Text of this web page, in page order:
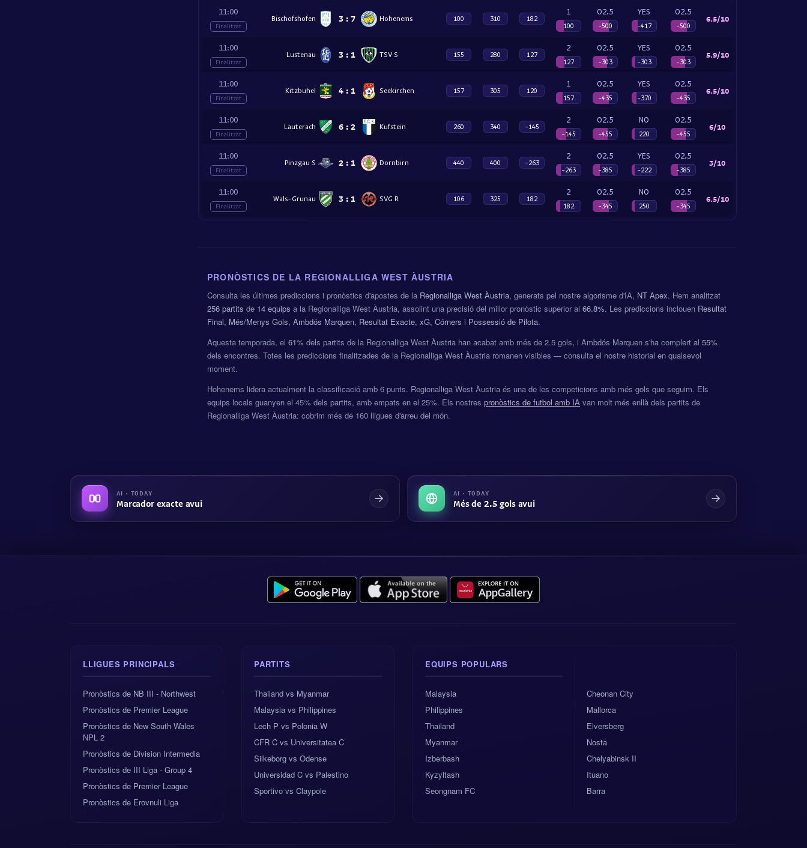
11:00
Finalitzat
Bischofshofen 3 : 7 Hohenems 100 310 182
1
100
O2.5
-500
YES
-417
O2.5
-500
6.5/10
11:00
Finalitzat
Lustenau 3 : 1 TSV S 155 280 127
2
127
O2.5
-303
YES
-303
O2.5
-303
5.9/10
11:00
Finalitzat
Kitzbuhel 4 : 1 Seekirchen 157 305 120
1
157
O2.5
-435
YES
-370
O2.5
-435
6.5/10
11:00
Finalitzat
Lauterach 6 : 2 Kufstein 260 340 -145
2
-145
O2.5
-455
NO
220
O2.5
-455
6/10
11:00
Finalitzat
Pinzgau S 2 : 1 Dornbirn 440 400 -263
2
-263
O2.5
-385
YES
-222
O2.5
-385
3/10
11:00
Finalitzat
Wals-Grunau 3 : 1 SVG R 106 325 182
2
182
O2.5
-345
NO
250
O2.5
-345
6.5/10
PRONÒSTICS DE LA REGIONALLIGA WEST ÀUSTRIA
Consulta les últimes prediccions i pronòstics d'apostes de la Regionalliga West Àustria, generats pel nostre algorisme d'IA, NT Apex. Hem analitzat
256 partits de 14 equips a la Regionalliga West Àustria, assolint una precisió del millor pronòstic superior al 66.8%. Les prediccions inclouen Resultat
Final, Més/Menys Gols, Ambdós Marquen, Resultat Exacte, xG, Córners i Possessió de Pilota.
Aquesta temporada, el 61% dels partits de la Regionalliga West Àustria han acabat amb més de 2.5 gols, i Ambdós Marquen s'ha complert al 55%
dels encontres. Totes les prediccions finalitzades de la Regionalliga West Àustria romanen visibles — consulta el nostre historial en qualsevol
moment.
Hohenems lidera actualment la classificació amb 6 punts. Regionalliga West Àustria és una de les competicions amb més gols que seguim. Els
equips locals guanyen el 45% dels partits, amb empats en el 25%. Els nostres pronòstics de futbol amb IA van molt més enllà dels partits de
Regionalliga West Àustria: cobrim més de 160 lligues d'arreu del món.
AI · TODAY
Marcador exacte avui
AI · TODAY
Més de 2.5 gols avui
LLIGUES PRINCIPALS
Pronòstics de NB III - Northwest
Pronòstics de Premier League
Pronòstics de New South Wales
NPL 2
Pronòstics de Division Intermedia
Pronòstics de III Liga - Group 4
Pronòstics de Premier League
Pronòstics de Erovnuli Liga
PARTITS
Thailand vs Myanmar
Malaysia vs Philippines
Lech P vs Polonia W
CFR C vs Universitatea C
Silkeborg vs Odense
Universidad C vs Palestino
Sportivo vs Claypole
EQUIPS POPULARS
Malaysia
Philippines
Thailand
Myanmar
Izberbash
Kyzyltash
Seongnam FC
Cheonan City
Mallorca
Elversberg
Nosta
Chelyabinsk II
Ituano
Barra